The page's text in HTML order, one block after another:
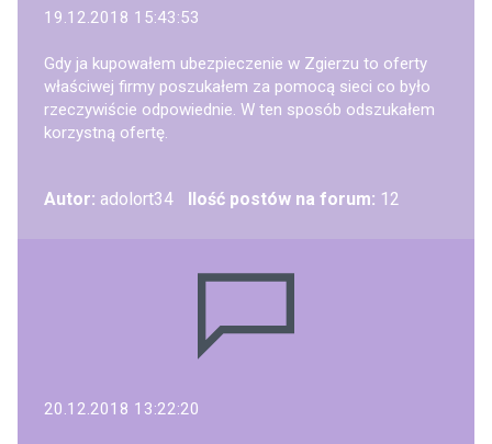
19.12.2018 15:43:53
Gdy ja kupowałem ubezpieczenie w Zgierzu to oferty
właściwej firmy poszukałem za pomocą sieci co było
rzeczywiście odpowiednie. W ten sposób odszukałem
korzystną ofertę.
Autor: adolort34 Ilość postów na forum: 12
20.12.2018 13:22:20